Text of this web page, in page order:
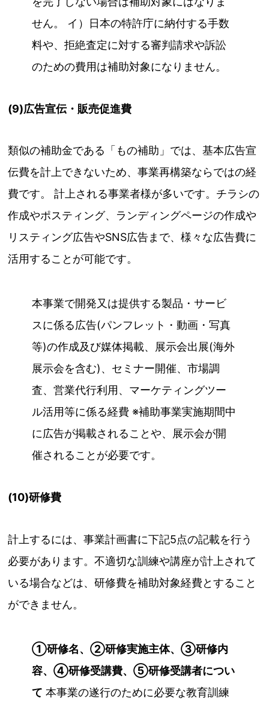
せん。 イ）日本の特許庁に納付する手数
料や、拒絶査定に対する審判請求や訴訟
のための費用は補助対象になりません。
(9)広告宣伝・販売促進費
類似の補助金である「もの補助」では、基本広告宣
伝費を計上できないため、事業再構築ならではの経
費です。 計上される事業者様が多いです。チラシの
作成やポスティング、ランディングページの作成や
リスティング広告やSNS広告まで、様々な広告費に
活用することが可能です。
本事業で開発又は提供する製品・サービ
スに係る広告(パンフレット・動画・写真
等)の作成及び媒体掲載、展示会出展(海外
展示会を含む)、セミナー開催、市場調
査、営業代行利用、マーケティングツー
ル活用等に係る経費 ※補助事業実施期間中
に広告が掲載されることや、展示会が開
催されることが必要です。
(10)研修費
計上するには、事業計画書に下記5点の記載を行う
必要があります。不適切な訓練や講座が計上されて
いる場合などは、研修費を補助対象経費とすること
ができません。
①研修名、②研修実施主体、③研修内
容、④研修受講費、⑤研修受講者につい
て 本事業の遂行のために必要な教育訓練